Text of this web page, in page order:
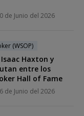
de Junio del 2026
(WSOP)
Haxton y
entre los
Hall of Fame
de Junio del 2026